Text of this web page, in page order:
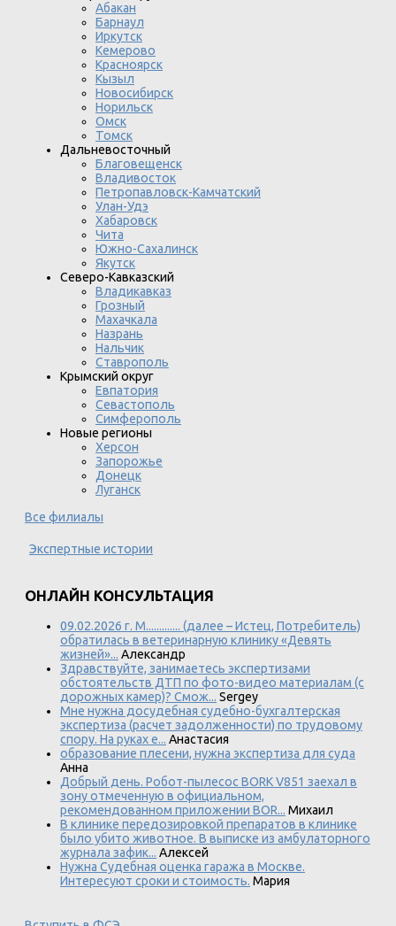
Абакан
Барнаул
Иркутск
Кемерово
Красноярск
Кызыл
Новосибирск
Норильск
Омск
Томск
Дальневосточный
Благовещенск
Владивосток
Петропавловск-Камчатский
Улан-Удэ
Хабаровск
Чита
Южно-Сахалинск
Якутск
Северо-Кавказский
Владикавказ
Грозный
Махачкала
Назрань
Нальчик
Ставрополь
Крымский округ
Евпатория
Севастополь
Симферополь
Новые регионы
Херсон
Запорожье
Донецк
Луганск
Все филиалы
Экспертные истории
ОНЛАЙН КОНСУЛЬТАЦИЯ
09.02.2026 г. М............. (далее – Истец, Потребитель)
обратилась в ветеринарную клинику «Девять
жизней»... Александр
Здравствуйте, занимаетесь экспертизами
обстоятельств ДТП по фото-видео материалам (с
дорожных камер)? Смож... Sergey
Мне нужна досудебная судебно-бухгалтерская
экспертиза (расчет задолженности) по трудовому
спору. На руках е... Анастасия
образование плесени, нужна экспертиза для суда
Анна
Добрый день. Робот-пылесос BORK V851 заехал в
зону отмеченную в официальном,
рекомендованном приложении BOR... Михаил
В клинике передозировкой препаратов в клинике
было убито животное. В выписке из амбулаторного
журнала зафик... Алексей
Нужна Судебная оценка гаража в Москве.
Интересуют сроки и стоимость. Мария